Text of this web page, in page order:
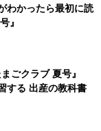
わかったら最初に読
』
ごクラブ 夏号』
する 出産の教科書